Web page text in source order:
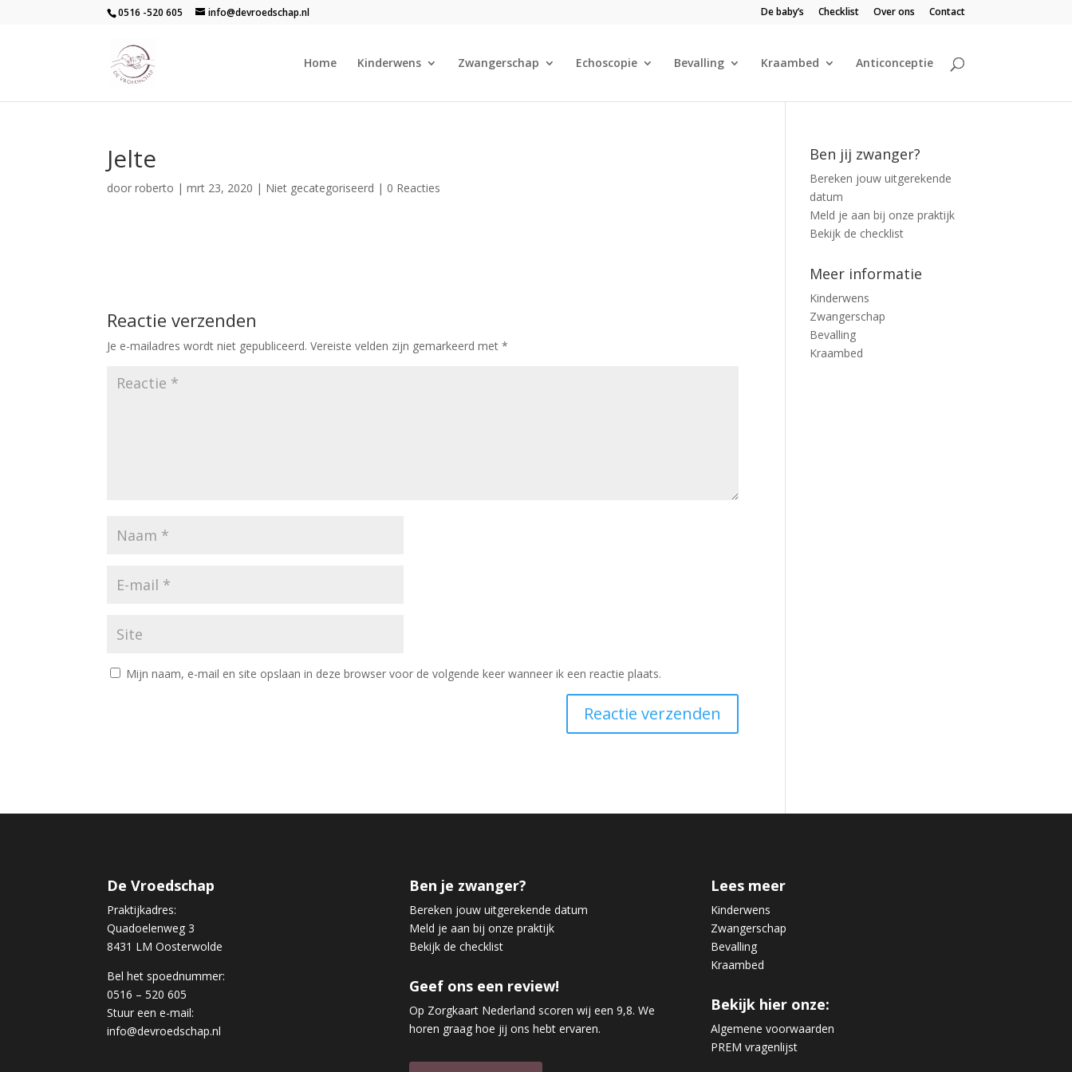
0516 -520 605 info@devroedschap.nl De baby’s Checklist Over ons Contact
Home Kinderwens Zwangerschap Echoscopie Bevalling Kraambed Anticonceptie
Jelte
doorroberto |mrt 23, 2020 | Niet gecategoriseerd | 0 Reacties
Reactie verzenden
Je e-mailadres wordt niet gepubliceerd. Vereiste velden zijn gemarkeerd met*
Mijn naam, e-mail en site opslaan in deze browser voor de volgende keer wanneer ik een reactie plaats.
Ben jij zwanger?
Bereken jouw uitgerekende
datum
Meld je aan bij onze praktijk
Bekijk de checklist
Meer informatie
Kinderwens
Zwangerschap
Bevalling
Kraambed
De Vroedschap
Praktijkadres:
Quadoelenweg 3
8431 LM Oosterwolde
Bel het spoednummer:
0516 – 520 605
Stuur een e-mail:
info@devroedschap.nl
Ben je zwanger?
Bereken jouw uitgerekende datum
Meld je aan bij onze praktijk
Bekijk de checklist
Geef ons een review!
Op Zorgkaart Nederland scoren wij een 9,8. We
horen graag hoe jij ons hebt ervaren.
Lees meer
Kinderwens
Zwangerschap
Bevalling
Kraambed
Bekijk hier onze:
Algemene voorwaarden
PREM vragenlijst